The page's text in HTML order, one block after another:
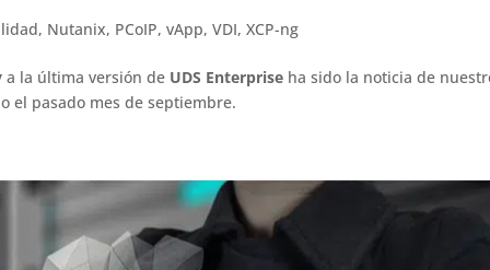
, Nutanix, PCoIP,vApp,VDI,XCP-ng
a la última versión de UDS Enterprise ha sido la noticia de
el pasado mes de septiembre.